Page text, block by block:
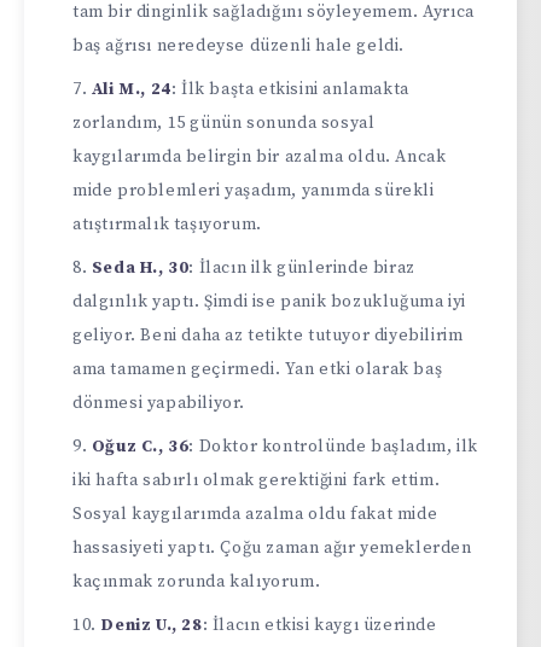
tam bir dinginlik sağladığını söyleyemem. Ayrıca
baş ağrısı neredeyse düzenli hale geldi.
Ali M., 24: İlk başta etkisini anlamakta
zorlandım, 15 günün sonunda sosyal
kaygılarımda belirgin bir azalma oldu. Ancak
mide problemleri yaşadım, yanımda sürekli
atıştırmalık taşıyorum.
Seda H., 30: İlacın ilk günlerinde biraz
dalgınlık yaptı. Şimdi ise panik bozukluğuma iyi
geliyor. Beni daha az tetikte tutuyor diyebilirim
ama tamamen geçirmedi. Yan etki olarak baş
dönmesi yapabiliyor.
Oğuz C., 36: Doktor kontrolünde başladım, ilk
iki hafta sabırlı olmak gerektiğini fark ettim.
Sosyal kaygılarımda azalma oldu fakat mide
hassasiyeti yaptı. Çoğu zaman ağır yemeklerden
kaçınmak zorunda kalıyorum.
Deniz U., 28: İlacın etkisi kaygı üzerinde